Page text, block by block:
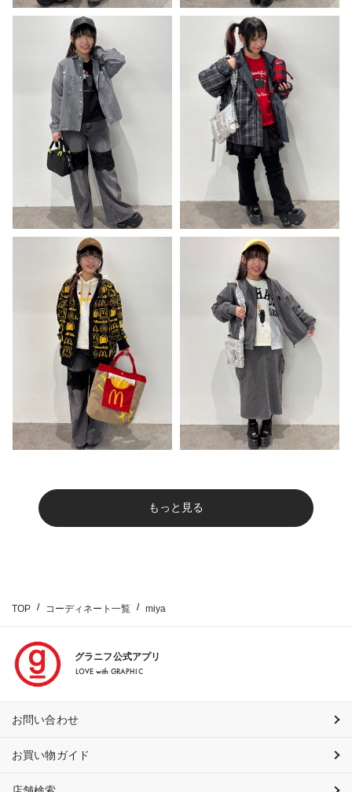
もっと見る
TOP コーディネート一覧 miya
グラニフ公式アプリ
LOVE with GRAPHIC
お問い合わせ
お買い物ガイド